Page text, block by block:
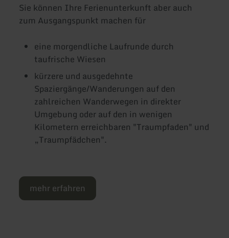
Sie können Ihre Ferienunterkunft aber auch
zum Ausgangspunkt machen für
eine morgendliche Laufrunde durch
taufrische Wiesen
kürzere und ausgedehnte
Spaziergänge/Wanderungen auf den
zahlreichen Wanderwegen in direkter
Umgebung oder auf den in wenigen
Kilometern erreichbaren "Traumpfaden" und
„Traumpfädchen".
mehr erfahren